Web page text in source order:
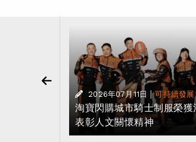
2026年07月11日 | 可持續發展
淘寶閃購城市騎士制服榮
表彰人文關懷精神